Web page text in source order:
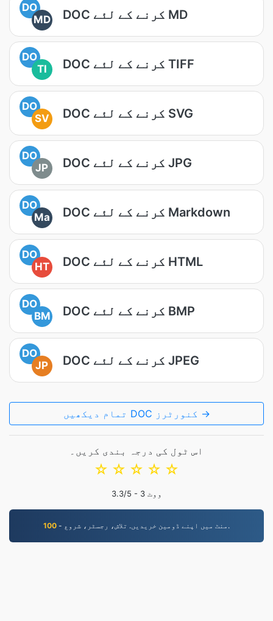
DO
MD
DOC کرنے کے لئے MD
DO
TI
DOC کرنے کے لئے TIFF
DO
SV
DOC کرنے کے لئے SVG
DO
JP
DOC کرنے کے لئے JPG
DO
Ma
DOC کرنے کے لئے Markdown
DO
HT
DOC کرنے کے لئے HTML
DO
BM
DOC کرنے کے لئے BMP
DO
JP
DOC کرنے کے لئے JPEG
تمام دیکھیں DOC کنورٹرز →
اس ٹول کی درجہ بندی کریں۔
☆
☆
☆
☆
☆
3.3/5 - 3 ووٹ
100 - منٹ میں اپنے ڈومین خریدیں. تلاش، رجسٹر، شروع.